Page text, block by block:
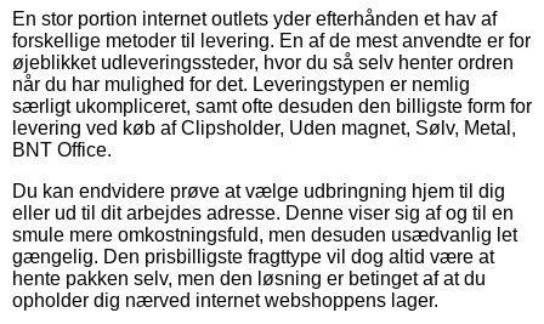
En stor portion internet outlets yder efterhånden et hav af
forskellige metoder til levering. En af de mest anvendte er for
øjeblikket udleveringssteder, hvor du så selv henter ordren
når du har mulighed for det. Leveringstypen er nemlig
særligt ukompliceret, samt ofte desuden den billigste form for
levering ved køb af Clipsholder, Uden magnet, Sølv, Metal,
BNT Office.
Du kan endvidere prøve at vælge udbringning hjem til dig
eller ud til dit arbejdes adresse. Denne viser sig af og til en
smule mere omkostningsfuld, men desuden usædvanlig let
gængelig. Den prisbilligste fragttype vil dog altid være at
hente pakken selv, men den løsning er betinget af at du
opholder dig nærved internet webshoppens lager.